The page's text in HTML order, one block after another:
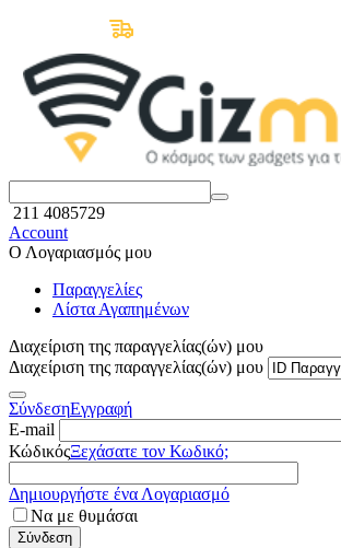
211 4085729
Account
Ο Λογαριασμός μου
Παραγγελίες
Λίστα Αγαπημένων
Διαχείριση της παραγγελίας(ών) μου
Διαχείριση της παραγγελίας(ών) μου
ΣύνδεσηΕγγραφή
E-mail
ΚώδικόςΞεχάσατε τον Κωδικό;
Δημιουργήστε ένα Λογαριασμό
Να με θυμάσαι
Σύνδεση